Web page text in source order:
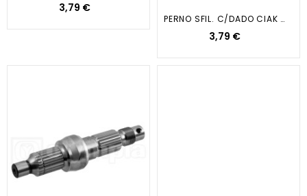
3,79 €
PERNO SFIL. C/DADO CIAK 50 125...
3,79 €